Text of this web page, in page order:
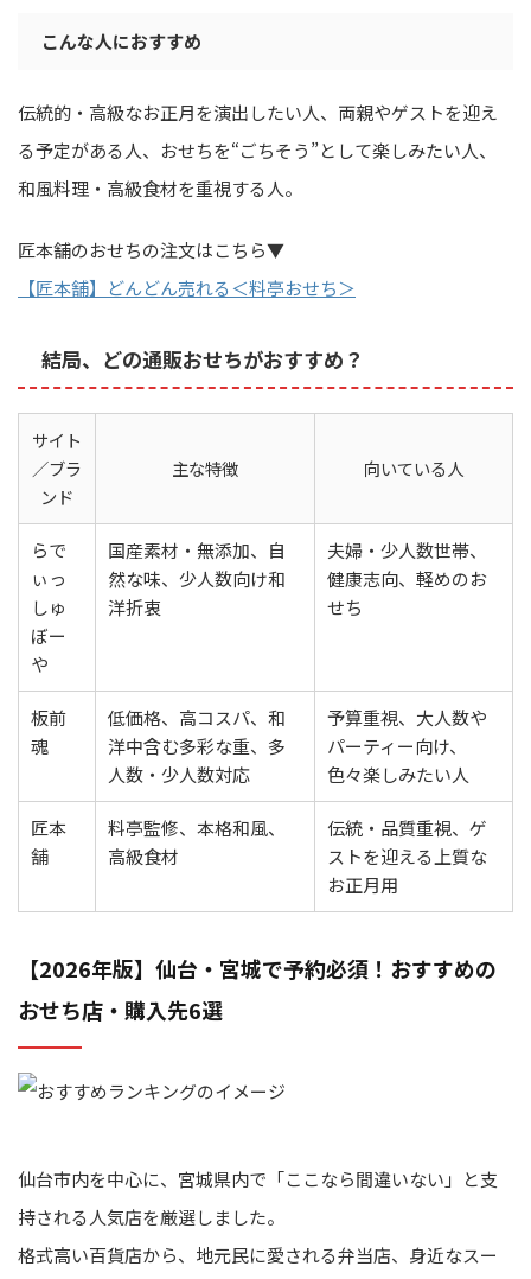
こんな人におすすめ
伝統的・高級なお正月を演出したい人、両親やゲストを迎え
る予定がある人、おせちを“ごちそう”として楽しみたい人、
和風料理・高級食材を重視する人。
匠本舗のおせちの注文はこちら▼
【匠本舗】どんどん売れる＜料亭おせち＞
結局、どの通販おせちがおすすめ？
サイト
／ブラ
ンド
主な特徴 向いている人
らで
ぃっ
しゅ
ぼー
や
国産素材・無添加、自
然な味、少人数向け和
洋折衷
夫婦・少人数世帯、
健康志向、軽めのお
せち
板前
魂
低価格、高コスパ、和
洋中含む多彩な重、多
人数・少人数対応
予算重視、大人数や
パーティー向け、
色々楽しみたい人
匠本
舗
料亭監修、本格和風、
高級食材
伝統・品質重視、ゲ
ストを迎える上質な
お正月用
【2026年版】仙台・宮城で予約必須！おすすめの
おせち店・購入先6選
仙台市内を中心に、宮城県内で「ここなら間違いない」と支
持される人気店を厳選しました。
格式高い百貨店から、地元民に愛される弁当店、身近なスー